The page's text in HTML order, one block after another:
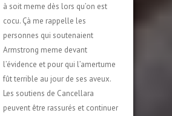
à soit meme dès lors qu’on est
cocu. Çà me rappelle les
personnes qui soutenaient
Armstrong meme devant
l’évidence et pour qui l’amertume
fût terrible au jour de ses aveux.
Les soutiens de Cancellara
peuvent être rassurés et continuer